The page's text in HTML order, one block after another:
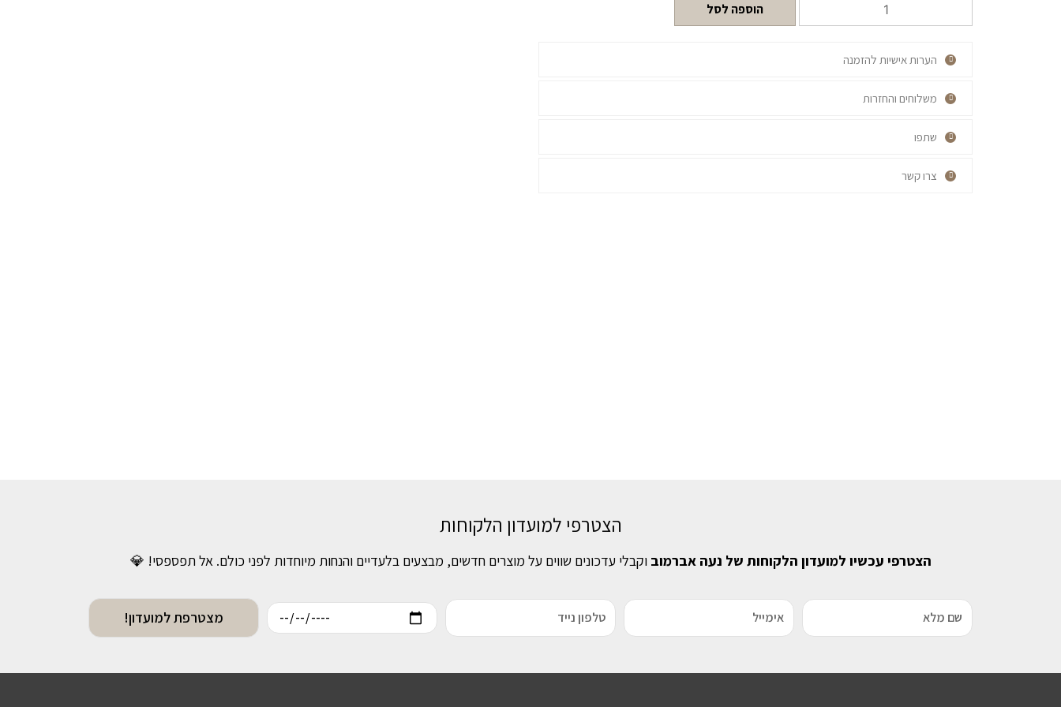
הוספה לסל
הערות אישיות להזמנה
משלוחים והחזרות
שתפו
צרו קשר
הצטרפי למועדון הלקוחות
הצטרפי עכשיו למועדון הלקוחות של נעה אברמוב וקבלי עדכונים שווים על מוצרים חדשים, מבצעים בלעדיים והנחות מיוחדות לפני כולם. אל תפספסי! 💎
מצטרפת למועדון!